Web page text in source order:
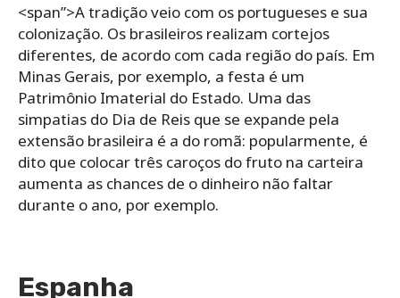
<span”>A tradição veio com os portugueses e sua
colonização. Os brasileiros realizam cortejos
diferentes, de acordo com cada região do país. Em
Minas Gerais, por exemplo, a festa é um
Patrimônio Imaterial do Estado. Uma das
simpatias do Dia de Reis que se expande pela
extensão brasileira é a do romã: popularmente, é
dito que colocar três caroços do fruto na carteira
aumenta as chances de o dinheiro não faltar
durante o ano, por exemplo.
Espanha